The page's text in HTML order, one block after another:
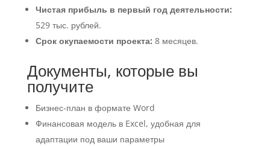
Чистая прибыль в первый год деятельности:
529 тыс. рублей.
Срок окупаемости проекта: 8 месяцев.
Документы, которые вы
получите
Бизнес-план в формате Word
Финансовая модель в Excel, удобная для
адаптации под ваши параметры